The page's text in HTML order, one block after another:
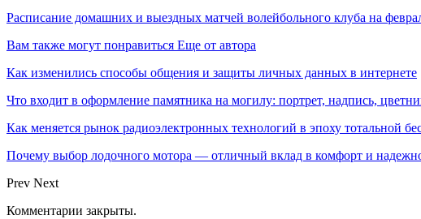
Расписание домашних и выездных матчей волейбольного клуба на
Вам также могут понравиться Еще от автора
Как изменились способы общения и защиты личных данных в интернете
Что входит в оформление памятника на могилу: портрет, надпись,
Как меняется рынок радиоэлектронных технологий в эпоху тотальной
Почему выбор лодочного мотора — отличный вклад в комфорт и
Prev Next
Комментарии закрыты.